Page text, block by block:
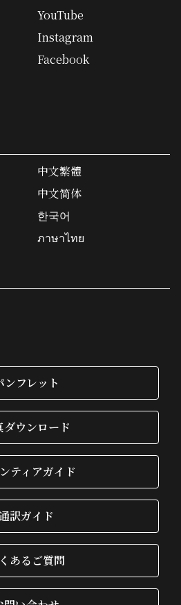
YouTube
Instagram
Facebook
中文繁體
中文简体
한국어
ภาษาไทย
ンフレット
ダウンロード
ティアガイド
訳ガイド
あるご質問